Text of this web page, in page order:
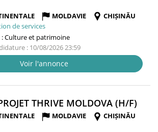
MOLDAVIE
CHIȘINĂU
de services
Culture et patrimoine
: 10/08/2026 23:59
Voir l'annonce
THRIVE MOLDOVA (H/F)
MOLDAVIE
CHIȘINĂU